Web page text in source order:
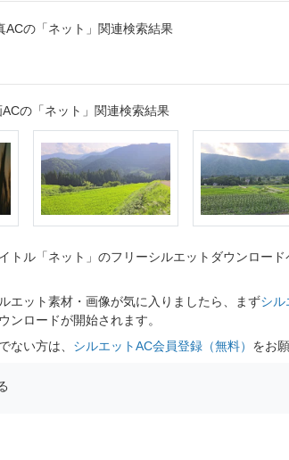
ACの「ネット」関連検索結果
ACの「ネット」関連検索結果
トル「ネット」のフリーシルエットダウンロー
エット素材・画像が気に入りましたら、まずシル
ンロードが開始されます。
ない方は、 シルエットAC会員登録（無料） をお